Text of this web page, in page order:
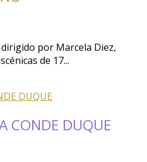
por Marcela Diez,
de 17...
CONDE DUQUE